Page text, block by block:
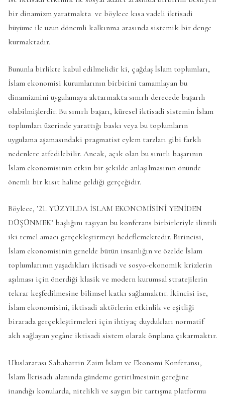
bir dinamizm yaratmakta ve böylece kısa vadeli iktisadi
büyüme ile uzun dönemli kalkınma arasında sistemik bir denge
kurmaktadır.
Bununla birlikte kabul edilmelidir ki, çağdaş İslam toplumları,
İslam ekonomisi kurumlarının birbirini tamamlayan bu
dinamizmini uygulamaya aktarmakta sınırlı derecede başarılı
olabilmişlerdir. Bu sınırlı başarı, küresel iktisadi sistemin İslam
toplumları üzerinde yarattığı baskı veya bu toplumların
uygulama aşamasındaki pragmatist eylem tarzları gibi farklı
nedenlere atfedilebilir. Ancak, açık olan bu sınırlı başarının
İslam ekonomisinin etkin bir şekilde anlaşılmasının önünde
önemli bir kısıt haline geldiği gerçeğidir.
Böylece, ’21. YÜZYILDA İSLAM EKONOMİSİNİ YENİDEN
DÜŞÜNMEK’ başlığını taşıyan bu konferans birbirleriyle ilintili
iki temel amacı gerçekleştirmeyi hedeflemektedir. Birincisi,
İslam ekonomisinin genelde bütün insanlığın ve özelde İslam
toplumlarının yaşadıkları iktisadi ve sosyo-ekonomik krizlerin
aşılması için önerdiği klasik ve modern kurumsal stratejilerin
tekrar keşfedilmesine bilimsel katkı sağlamaktır. İkincisi ise,
İslam ekonomisini, iktisadi aktörlerin etkinlik ve eşitliği
birarada gerçekleştirmeleri için ihtiyaç duydukları normatif
aklı sağlayan yegâne iktisadi sistem olarak önplana çıkarmaktır.
Uluslararası Sabahattin Zaim İslam ve Ekonomi Konferansı,
İslam İktisadı alanında gündeme getirilmesinin gereğine
inandığı konularda, nitelikli ve saygın bir tartışma platformu